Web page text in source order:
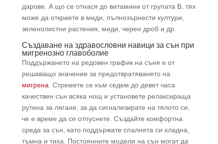
дарове. А що се отнася до витамини от групата B, тях
може да откриете в миди, пълнозърнести култури,
зеленолистни растения, миди, черен дроб и др.
Създаване на здравословни навици за сън при
мигренозно главоболие
Поддържането на редовен график на съня е от
решаващо значение за предотвратяването на
мигрена . Стремете се към седем до девет часа
качествен сън всяка нощ и установете релаксираща
рутина за лягане, за да сигнализирате на тялото си,
че е време да се отпуснете. Създайте комфортна
среда за сън, като поддържате спалнята си хладна,
тъмна и тиха. Постоянните модели на сън могат да